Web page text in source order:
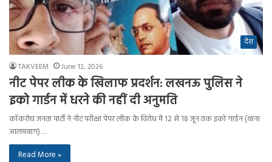
देश
TAKVEEM June 12, 2026
नीट पेपर लीक के खिलाफ प्रदर्शन: लखनऊ पुलिस ने
इको गार्डन में धरने की नहीं दी अनुमति
कॉकरोच जनता पार्टी ने नीट परीक्षा पेपर लीक के विरोध में 12 से 18 जून तक इको गार्डन (थाना
आलमबाग)…
Read More »